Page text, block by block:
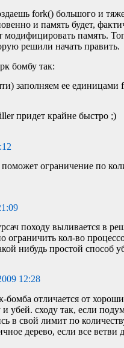
fork() большого и
и память будет,
модифицировать память.
решили начать править.
бомбу так:
заполняем ее единицами
придет крайне быстро ;)
ограничение по
походу выливается в
ограничить кол-во
нибудь простой способ
12:28
бомба отличается от
и убей. сходу так, если
в свой лимит по
дерево, если все